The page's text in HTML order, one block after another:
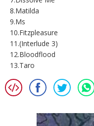
8.Matilda
9.Ms
10.Fitzpleasure
11.(Interlude 3)
12.Bloodflood
13.Taro